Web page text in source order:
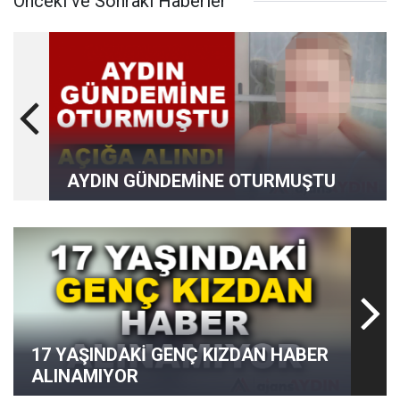
AYDIN GÜNDEMİNE OTURMUŞTU
17 YAŞINDAKİ GENÇ KIZDAN HABER
ALINAMIYOR